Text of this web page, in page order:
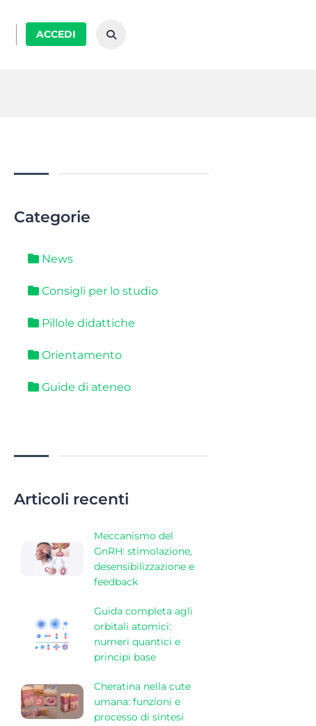
ACCEDI
Categorie
News
Consigli per lo studio
Pillole didattiche
Orientamento
Guide di ateneo
Articoli recenti
Meccanismo del
GnRH: stimolazione,
desensibilizzazione e
feedback
Guida completa agli
orbitali atomici:
numeri quantici e
principi base
Cheratina nella cute
umana: funzioni e
processo di sintesi